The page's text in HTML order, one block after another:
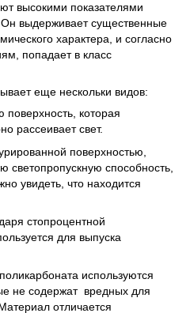
высокими показателями
Он выдерживает существенные
характера, и согласно
попадает в класс
еще нескольки видов:
которая
рассеивает свет.
поверхностью,
светопропускную способность,
увидеть, что находится
стопроцентной
для выпуска
используются
не содержат вредных для
отличается